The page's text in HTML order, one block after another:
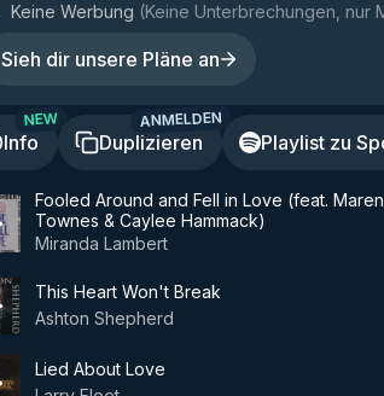
Keine Werbung (Keine Unterbrechungen, nur
Sieh dir unsere Pläne an
Info
NEW
Duplizieren
ANMELDEN
Playlist zu
Fooled Around and Fell in Love (feat.
Townes & Caylee Hammack)
Miranda Lambert
This Heart Won't Break
Ashton Shepherd
Lied About Love